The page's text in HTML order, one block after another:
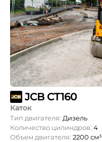
JCB CT160
Каток
Тип двигателя: Дизель
Количество цилиндров: 4
Объем двигателя: 2200 см³